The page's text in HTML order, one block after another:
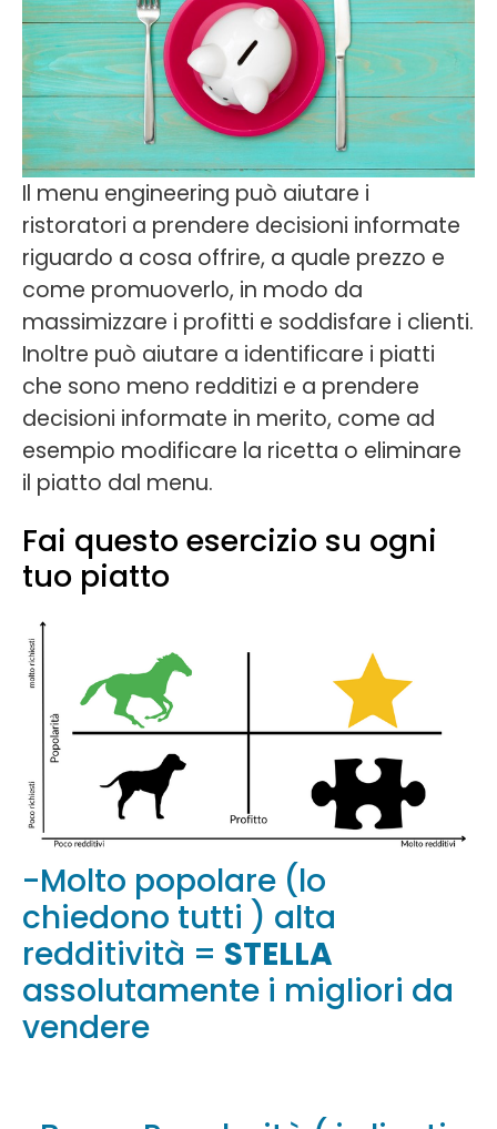
Il menu engineering può aiutare i
ristoratori a prendere decisioni informate
riguardo a cosa offrire, a quale prezzo e
come promuoverlo, in modo da
massimizzare i profitti e soddisfare i clienti.
Inoltre può aiutare a identificare i piatti
che sono meno redditizi e a prendere
decisioni informate in merito, come ad
esempio modificare la ricetta o eliminare
il piatto dal menu.
Fai questo esercizio su ogni
tuo piatto
-Molto popolare (lo
chiedono tutti ) alta
redditività = STELLA
assolutamente i migliori da
vendere